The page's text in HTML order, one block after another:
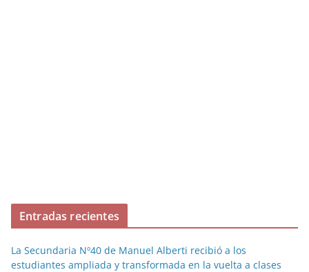
Entradas recientes
La Secundaria Nº40 de Manuel Alberti recibió a los
estudiantes ampliada y transformada en la vuelta a clases